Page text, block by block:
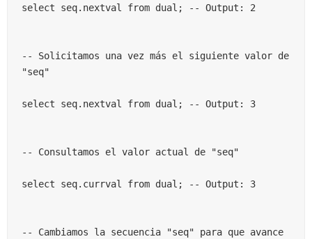
select seq.nextval from dual; -- Output: 2
-- Solicitamos una vez más el siguiente valor de
"seq"
select seq.nextval from dual; -- Output: 3
-- Consultamos el valor actual de "seq"
select seq.currval from dual; -- Output: 3
-- Cambiamos la secuencia "seq" para que avance